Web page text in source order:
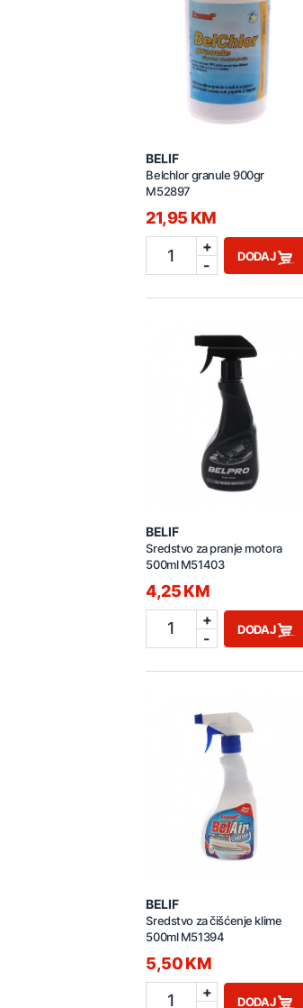
BELIF
Belchlor granule 900gr
M52897
21,95 KM
1
+
-
DODAJ
BELIF
Sredstvo za pranje motora
500ml M51403
4,25 KM
1
+
-
DODAJ
BELIF
Sredstvo za čišćenje klime
500ml M51394
5,50 KM
1
+
DODAJ